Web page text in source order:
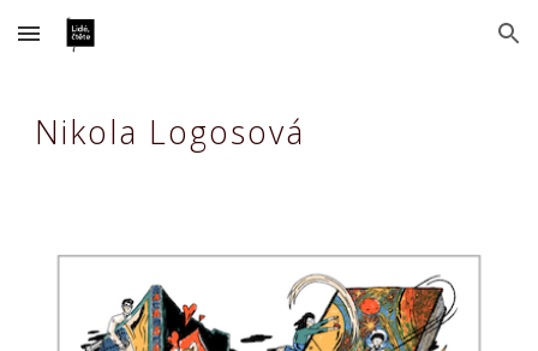
Skip to main content Skip to navigation
Nikola Logosová